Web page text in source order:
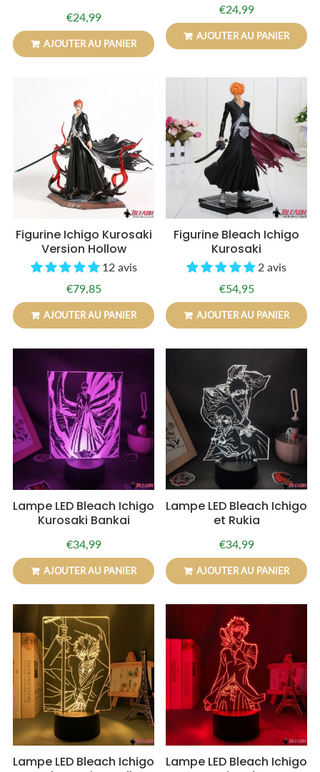
Prix
régulier
€24,99€24,99
AJOUTER AU PANIER
Prix
régulier
€24,99€24,99
AJOUTER AU PANIER
Figurine Ichigo Kurosaki
Version Hollow
12 avis
Prix
régulier
€79,85€79,85
AJOUTER AU PANIER
Figurine Bleach Ichigo
Kurosaki
2 avis
Prix
régulier
€54,95€54,95
AJOUTER AU PANIER
Lampe LED Bleach Ichigo
Kurosaki Bankai
Prix
régulier
€34,99€34,99
AJOUTER AU PANIER
Lampe LED Bleach Ichigo
et Rukia
Prix
régulier
€34,99€34,99
AJOUTER AU PANIER
Lampe LED Bleach Ichigo
Lampe LED Bleach Ichigo